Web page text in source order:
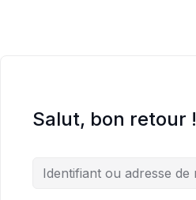
Salut, bon retour !